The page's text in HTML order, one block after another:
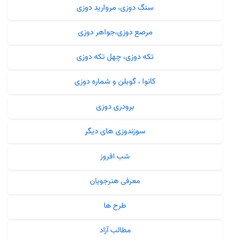
سنگ دوزی، مروارید دوزی
مرصع دوزی،جواهر دوزی
تکه دوزی، چهل تکه دوزی
کانوا ، گوبلن و شماره دوزی
برودری دوزی
سوزندوزی های دیگر
شب افروز
معرفی هنرجویان
طرح ها
مطالب آزاد